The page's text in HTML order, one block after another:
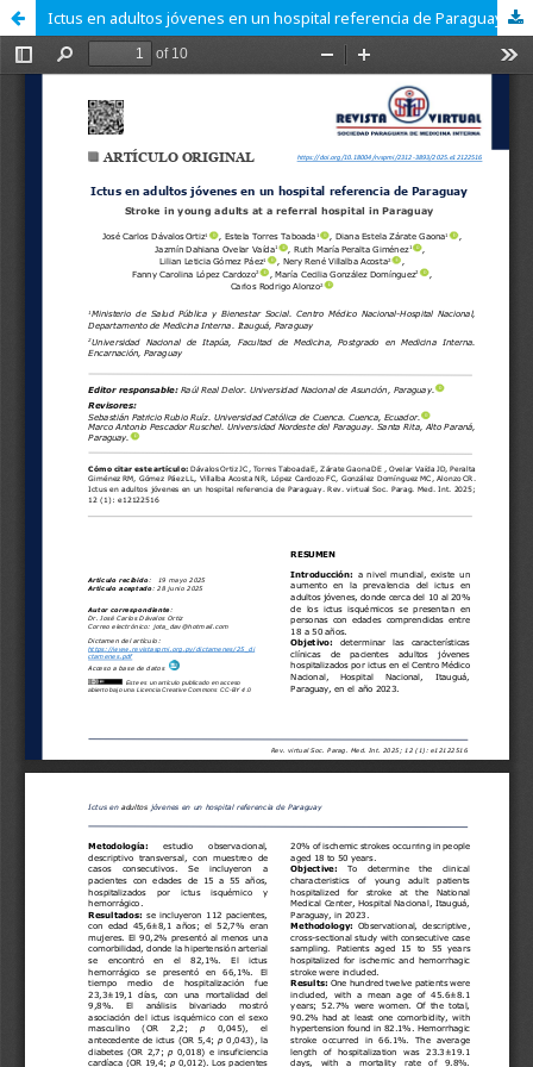
Ictus en adultos jóvenes en un hospital referencia de Paraguay